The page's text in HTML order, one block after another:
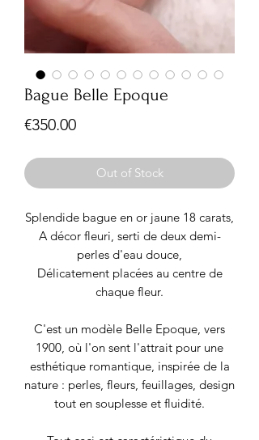
Bague Belle Epoque
€350.00Price
Out of Stock
Splendide bague en or jaune 18 carats,
A décor fleuri, serti de deux demi-
perles d'eau douce,
Délicatement placées au centre de
chaque fleur.
C'est un modèle Belle Epoque, vers
1900, où l'on sent l'attrait pour une
esthétique romantique, inspirée de la
nature : perles, fleurs, feuillages, design
tout en souplesse et fluidité.